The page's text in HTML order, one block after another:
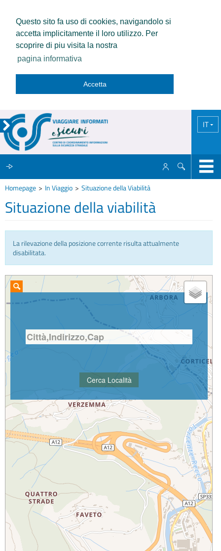
Questo sito fa uso di cookies, navigandolo si
accetta implicitamente il loro utilizzo. Per
scoprire di piu visita la nostra
pagina informativa
Accetta
IT
IL CCISS
INFO E MEDIA
IN VIAGGIO
Homepage In Viaggio Situazione della Viabilità
Situazione della viabilità
La rilevazione della posizione corrente risulta attualmente
disabilitata.